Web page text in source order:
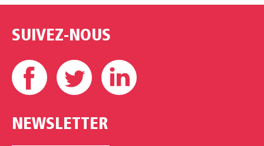
SUIVEZ-NOUS
Facebook Twitter
NEWSLETTER